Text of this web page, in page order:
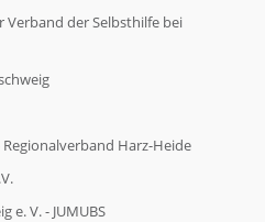
Verband der Selbsthilfe bei
Harz-Heide
e. V. - JUMUBS